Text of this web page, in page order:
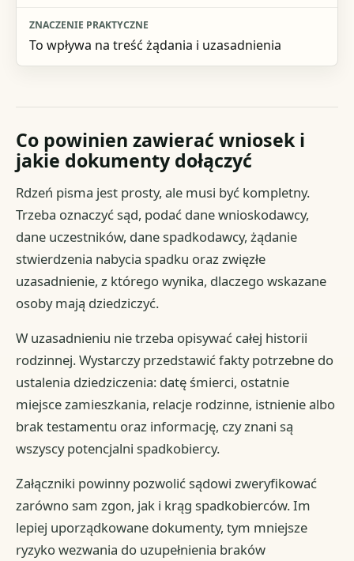
To wpływa na treść żądania i uzasadnienia
Co powinien zawierać wniosek i
jakie dokumenty dołączyć
Rdzeń pisma jest prosty, ale musi być kompletny.
Trzeba oznaczyć sąd, podać dane wnioskodawcy,
dane uczestników, dane spadkodawcy, żądanie
stwierdzenia nabycia spadku oraz zwięzłe
uzasadnienie, z którego wynika, dlaczego wskazane
osoby mają dziedziczyć.
W uzasadnieniu nie trzeba opisywać całej historii
rodzinnej. Wystarczy przedstawić fakty potrzebne do
ustalenia dziedziczenia: datę śmierci, ostatnie
miejsce zamieszkania, relacje rodzinne, istnienie albo
brak testamentu oraz informację, czy znani są
wszyscy potencjalni spadkobiercy.
Załączniki powinny pozwolić sądowi zweryfikować
zarówno sam zgon, jak i krąg spadkobierców. Im
lepiej uporządkowane dokumenty, tym mniejsze
ryzyko wezwania do uzupełnienia braków